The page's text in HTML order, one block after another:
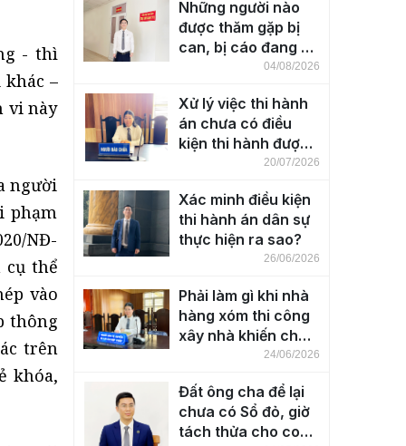
- thì
–
vi này
người
phạm
NĐ-
cụ thể
vào
thông
trên
khóa,
Những người nào
được thăm gặp bị
can, bị cáo đang bị
04/08/2026
Xử lý việc thi hành
án chưa có điều
kiện thi hành được
thực hiện ra sao?
20/07/2026
Xác minh điều kiện
thi hành án dân sự
thực hiện ra sao?
26/06/2026
Phải làm gì khi nhà
hàng xóm thi công
xây nhà khiến cho
nhà bên cạnh bị24/06/2026
Đất ông cha để lại
chưa có Sổ đỏ, giờ
tách thửa cho con